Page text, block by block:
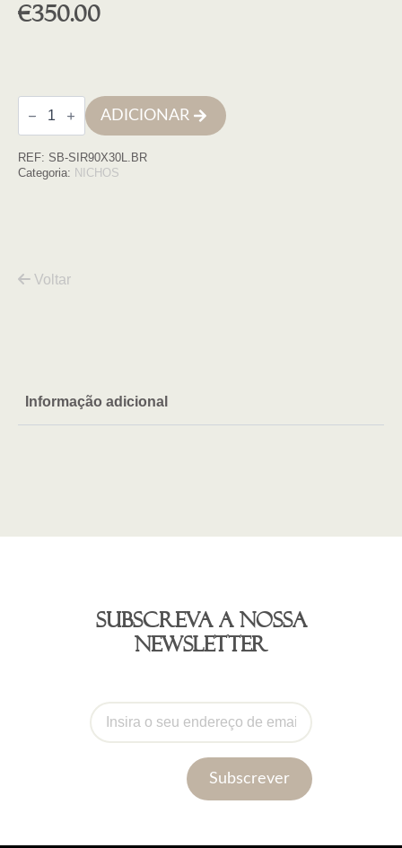
€350.00
Quantidade
de
Nicho
inox
c/led
ADICIONAR
REF: SB-SIR90X30L.BR
Categoria: NICHOS
Voltar
Informação adicional
Subscreva a nossa
newsletter
Subscrever